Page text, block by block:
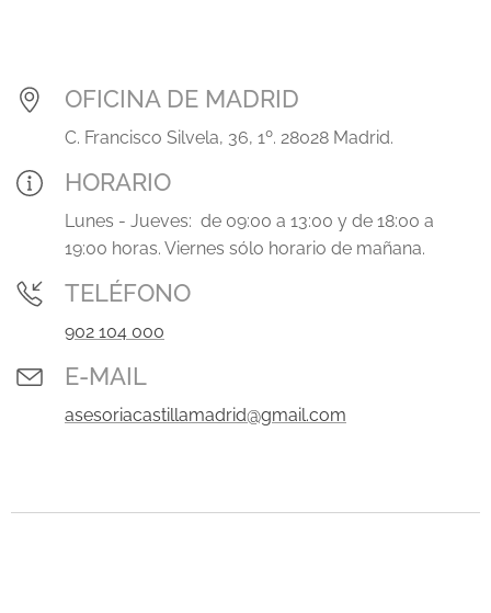
OFICINA DE MADRID
C. Francisco Silvela, 36, 1º. 28028 Madrid.
HORARIO
Lunes - Jueves: de 09:00 a 13:00 y de 18:00 a
19:00 horas. Viernes sólo horario de mañana.
TELÉFONO
902 104 000
E-MAIL
asesoriacastillamadrid@gmail.com